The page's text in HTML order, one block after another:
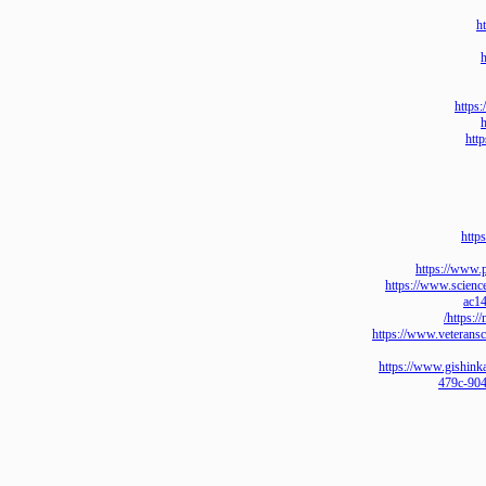
https://
https://
https://
https://